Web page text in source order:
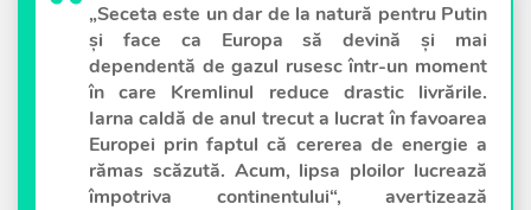
„Seceta este un dar de la natură pentru Putin
şi face ca Europa să devină şi mai
dependentă de gazul rusesc într-un moment
în care Kremlinul reduce drastic livrările.
Iarna caldă de anul trecut a lucrat în favoarea
Europei prin faptul că cererea de energie a
rămas scăzută. Acum, lipsa ploilor lucrează
împotriva continentului“, avertizează